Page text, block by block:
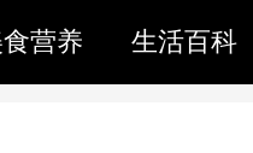
营养 生活百科